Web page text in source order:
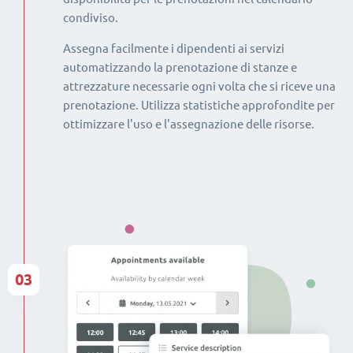
condiviso.
Assegna facilmente i dipendenti ai servizi
automatizzando la prenotazione di stanze e
attrezzature necessarie ogni volta che si riceve una
prenotazione. Utilizza statistiche approfondite per
ottimizzare l'uso e l'assegnazione delle risorse.
03